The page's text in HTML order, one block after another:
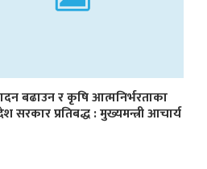
बढाउन र कृषि आत्मनिर्भरताका
सरकार प्रतिबद्ध : मुख्यमन्त्री आचार्य